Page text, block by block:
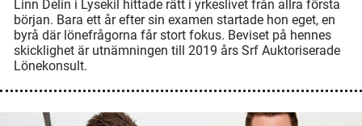
Linn Delin i Lysekil hittade rätt i yrkeslivet från allra första
början. Bara ett år efter sin examen startade hon eget, en
byrå där lönefrågorna får stort fokus. Beviset på hennes
skicklighet är utnämningen till 2019 års Srf Auktoriserade
Lönekonsult.